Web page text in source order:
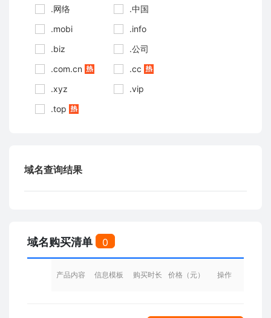
.网络
.中国
.mobi
.info
.biz
.公司
.com.cn
.cc
.xyz
.vip
.top
域名查询结果
域名购买清单 0
产品内容 信息模板 购买时长 价格（元） 操作